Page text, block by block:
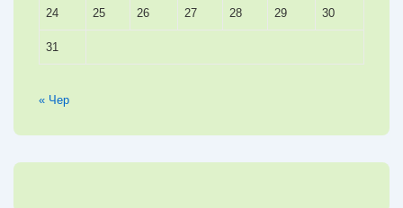
24 25 26 27 28 29 30
31
« Чер